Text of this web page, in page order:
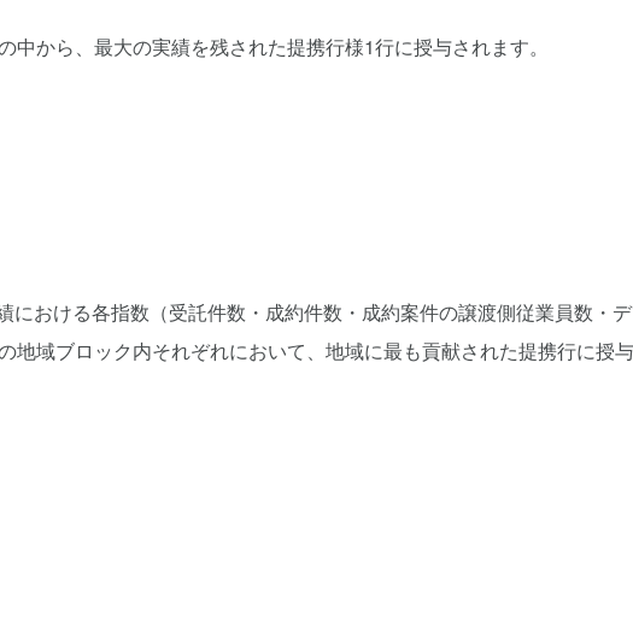
から、最大の実績を残された提携行様1行に授与されます。
における各指数（受託件数・成約件数・成約案件の譲渡側従業員数・
地域ブロック内それぞれにおいて、地域に最も貢献された提携行に授与